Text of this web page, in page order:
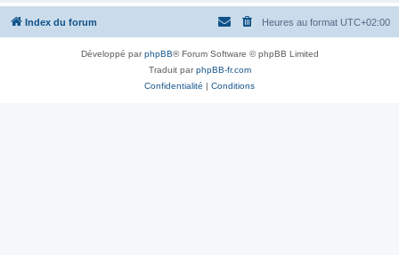
Index du forum Heures au format UTC+02:00
Développé parphpBB® Forum Software © phpBB Limited
Traduit parphpBB-fr.com
Confidentialité | Conditions